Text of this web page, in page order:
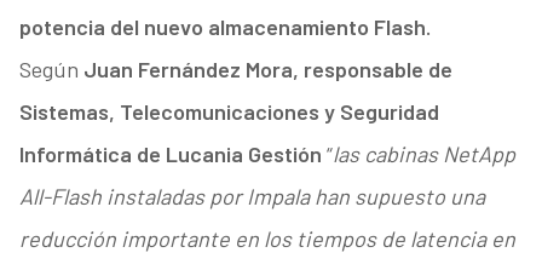
potencia del nuevo almacenamiento Flash.
Según Juan Fernández Mora, responsable de
Sistemas, Telecomunicaciones y Seguridad
Informática de Lucania Gestión “las cabinas NetApp
All-Flash instaladas por Impala han supuesto una
reducción importante en los tiempos de latencia en